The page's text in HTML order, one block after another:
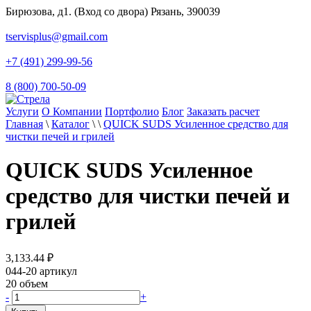
Бирюзова, д1. (Вход со двора) Рязань, 390039
tservisplus@gmail.com
+7 (491) 299-99-56
8 (800) 700-50-09
Услуги О Компании Портфолио Блог Заказать расчет
Главная \ Каталог \ \ QUICK SUDS Усиленное средство для
чистки печей и грилей
QUICK SUDS Усиленное
средство для чистки печей и
грилей
3,133.44 ₽
044-20 артикул
20 объем
-
+